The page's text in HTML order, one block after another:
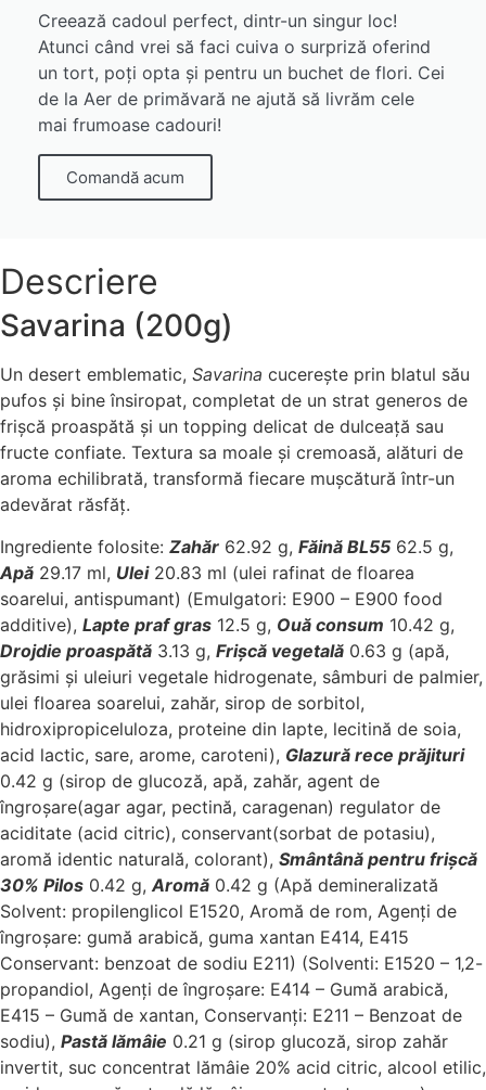
Creează cadoul perfect, dintr-un singur loc!
Atunci când vrei să faci cuiva o surpriză oferind
un tort, poți opta și pentru un buchet de flori. Cei
de la Aer de primăvară ne ajută să livrăm cele
mai frumoase cadouri!
Comandă acum
Descriere
Savarina (200g)
Un desert emblematic, Savarina cucerește prin blatul său
pufos și bine însiropat, completat de un strat generos de
frișcă proaspătă și un topping delicat de dulceață sau
fructe confiate. Textura sa moale și cremoasă, alături de
aroma echilibrată, transformă fiecare mușcătură într-un
adevărat răsfăț.
Ingrediente folosite: Zahăr 62.92 g, Făină BL55 62.5 g,
Apă 29.17 ml, Ulei20.83 ml (ulei rafinat de floarea
soarelui, antispumant) (Emulgatori: E900 – E900 food
additive), Lapte praf gras 12.5 g, Ouă consum 10.42 g,
Drojdie proaspătă 3.13 g, Frișcă vegetală 0.63 g (apă,
grăsimi și uleiuri vegetale hidrogenate, sâmburi de palmier,
ulei floarea soarelui, zahăr, sirop de sorbitol,
hidroxipropiceluloza, proteine din lapte, lecitină de soia,
acid lactic, sare, arome, caroteni), Glazură rece prăjituri
0.42 g (sirop de glucoză, apă, zahăr, agent de
îngroșare(agar agar, pectină, caragenan) regulator de
aciditate (acid citric), conservant(sorbat de potasiu),
aromă identic naturală, colorant), Smântână pentru frișcă
30% Pilos 0.42 g, Aromă 0.42 g (Apă demineralizată
Solvent: propilenglicol E1520, Aromă de rom, Agenți de
îngroșare: gumă arabică, guma xantan E414, E415
Conservant: benzoat de sodiu E211) (Solventi: E1520 – 1‚2-
propandiol, Agenți de îngroșare: E414 – Gumă arabică,
E415 – Gumă de xantan, Conservanți: E211 – Benzoat de
sodiu), Pastă lămâie 0.21 g (sirop glucoză, sirop zahăr
invertit, suc concentrat lămâie 20% acid citric, alcool etilic,